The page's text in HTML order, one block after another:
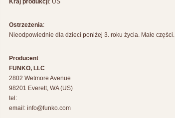
Kraj produkcji: US
Ostrzeżenia:
Nieodpowiednie dla dzieci poniżej 3. roku życia. Małe części.
Producent:
FUNKO, LLC
2802 Wetmore Avenue
98201 Everett, WA (US)
tel:
email: info@funko.com